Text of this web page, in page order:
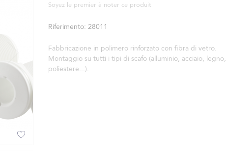
Soyez le premier à noter ce produit
Riferimento 28011
Fabbricazione in polimero rinforzato con fibra di vetro.
Montaggio su tutti i tipi di scafo (alluminio, acciaio, legno,
poliestere...).